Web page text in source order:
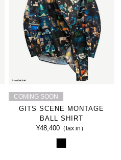
COMING SOON
GITS SCENE MONTAGE
BALL SHIRT
¥48,400（tax in）